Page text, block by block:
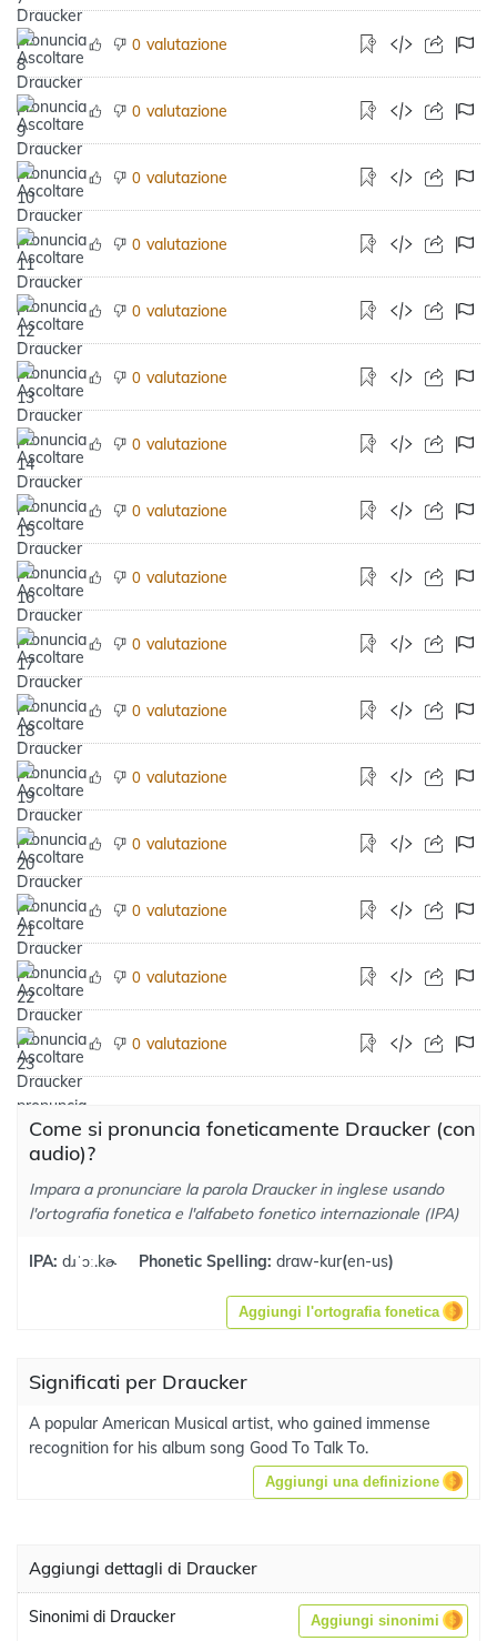
0 valutazione
0 valutazione
0 valutazione
0 valutazione
0 valutazione
0 valutazione
0 valutazione
0 valutazione
0 valutazione
0 valutazione
0 valutazione
0 valutazione
0 valutazione
0 valutazione
0 valutazione
0 valutazione
Come si pronuncia foneticamente Draucker (con
audio)?
Impara a pronunciare la parola Draucker in inglese usando
l'ortografia fonetica e l'alfabeto fonetico internazionale (IPA)
IPA: dɹˈɔː.kɚ Phonetic Spelling: draw-kur(en-us)
Aggiungi l'ortografia fonetica
Significati per Draucker
A popular American Musical artist, who gained immense
recognition for his album song Good To Talk To.
Aggiungi una definizione
Aggiungi dettagli di Draucker
Sinonimi di Draucker Aggiungi sinonimi